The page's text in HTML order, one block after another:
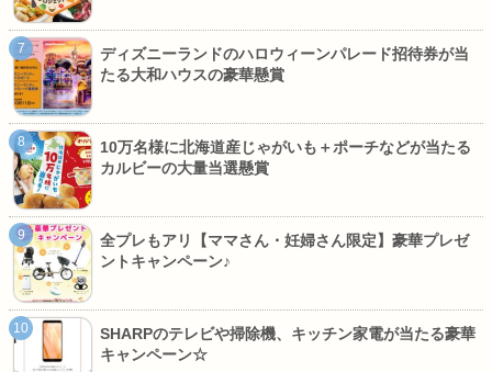
ディズニーランドのハロウィーンパレード招待券が当
たる大和ハウスの豪華懸賞
10万名様に北海道産じゃがいも＋ポーチなどが当たる
カルビーの大量当選懸賞
全プレもアリ【ママさん・妊婦さん限定】豪華プレゼ
ントキャンペーン♪
SHARPのテレビや掃除機、キッチン家電が当たる豪華
キャンペーン☆